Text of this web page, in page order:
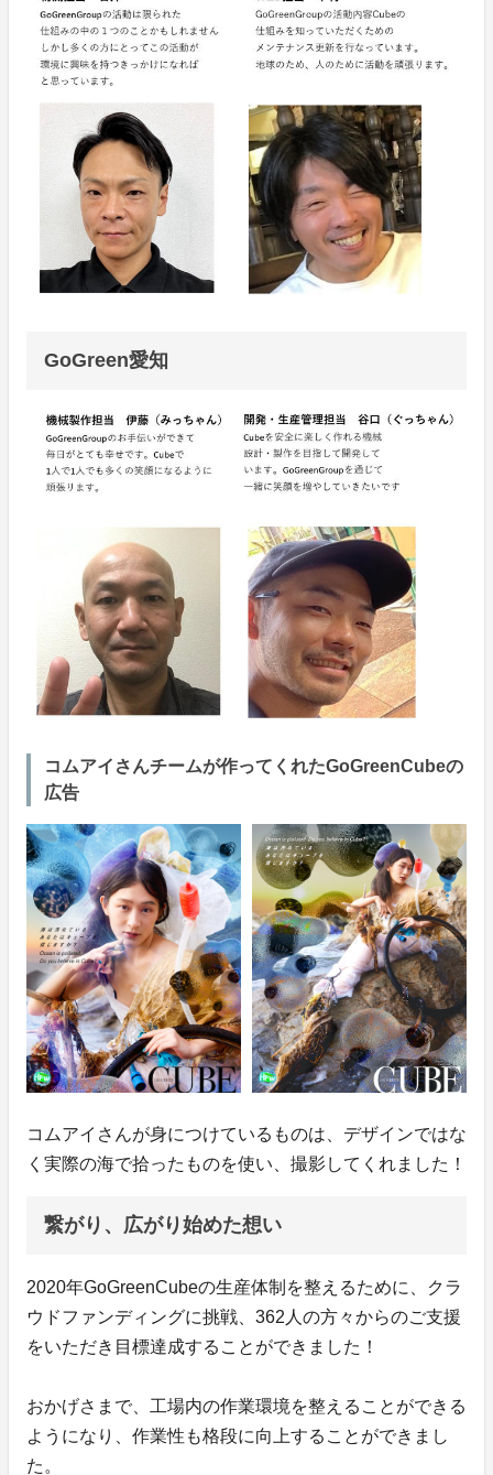
GoGreen愛知
コムアイさんチームが作ってくれたGoGreenCubeの
広告
コムアイさんが身につけているものは、デザインではな
く実際の海で拾ったものを使い、撮影してくれました！
繋がり、広がり始めた想い
2020年GoGreenCubeの生産体制を整えるために、クラ
ウドファンディングに挑戦、362人の方々からのご支援
をいただき目標達成することができました！
おかげさまで、工場内の作業環境を整えることができる
ようになり、作業性も格段に向上することができまし
た。